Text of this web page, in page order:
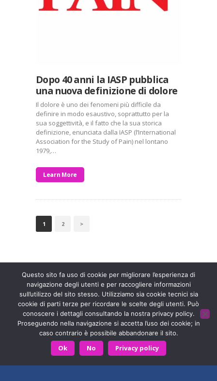
Dopo 40 anni la IASP pubblica
una nuova definizione di dolore
Il dolore è uno dei fenomeni più difficile da
definire in modo esaustivo, soprattutto per la
sua soggettività, e il fatto che la sua storica
definizione, enunciata dalla IASP (l’International
Association for the Study of Pain) nel lontano
1979,…
Learn More
PAGINAZIONE
DEGLI
PAGE
1 PAGE
2 >
Fondazione ISAL © 2026 P. IVA 03932590403
Privacy Policy- Sviluppato da Archimede - A.S.I. srl
HOME CONTATTACI
Questo sito fa uso di cookie per migliorare l’esperienza di
navigazione degli utenti e per raccogliere informazioni
sull’utilizzo del sito stesso. Utilizziamo sia cookie tecnici sia
cookie di parti terze per ricordare le scelte degli utenti. Può
conoscere i dettagli consultando la nostra privacy policy.
Proseguendo nella navigazione si accetta l’uso dei cookie; in
caso contrario è possibile abbandonare il sito.
Ok No Privacy policy